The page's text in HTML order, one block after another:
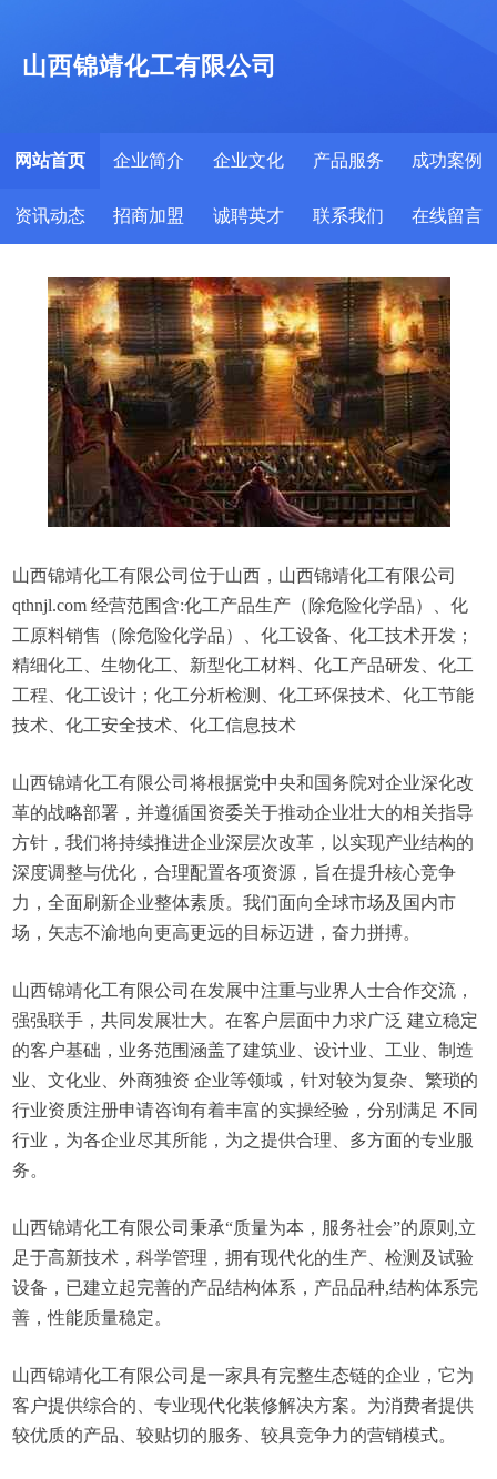
山西锦靖化工有限公司
网站首页 企业简介 企业文化 产品服务 成功案例
资讯动态 招商加盟 诚聘英才 联系我们 在线留言
山西锦靖化工有限公司位于山西，山西锦靖化工有限公司
qthnjl.com 经营范围含:化工产品生产（除危险化学品）、化
工原料销售（除危险化学品）、化工设备、化工技术开发；
精细化工、生物化工、新型化工材料、化工产品研发、化工
工程、化工设计；化工分析检测、化工环保技术、化工节能
技术、化工安全技术、化工信息技术
山西锦靖化工有限公司将根据党中央和国务院对企业深化改
革的战略部署，并遵循国资委关于推动企业壮大的相关指导
方针，我们将持续推进企业深层次改革，以实现产业结构的
深度调整与优化，合理配置各项资源，旨在提升核心竞争
力，全面刷新企业整体素质。我们面向全球市场及国内市
场，矢志不渝地向更高更远的目标迈进，奋力拼搏。
山西锦靖化工有限公司在发展中注重与业界人士合作交流，
强强联手，共同发展壮大。在客户层面中力求广泛 建立稳定
的客户基础，业务范围涵盖了建筑业、设计业、工业、制造
业、文化业、外商独资 企业等领域，针对较为复杂、繁琐的
行业资质注册申请咨询有着丰富的实操经验，分别满足 不同
行业，为各企业尽其所能，为之提供合理、多方面的专业服
务。
山西锦靖化工有限公司秉承“质量为本，服务社会”的原则,立
足于高新技术，科学管理，拥有现代化的生产、检测及试验
设备，已建立起完善的产品结构体系，产品品种,结构体系完
善，性能质量稳定。
山西锦靖化工有限公司是一家具有完整生态链的企业，它为
客户提供综合的、专业现代化装修解决方案。为消费者提供
较优质的产品、较贴切的服务、较具竞争力的营销模式。